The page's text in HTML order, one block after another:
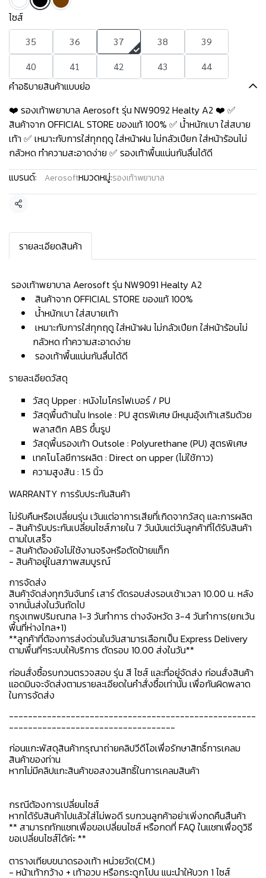
ไซส์
35 36 37 38
39
40
41 42 43 44
คำอธิบายสินค้าแบบย่อ
❤️ รองเท้าพยาบาล Aerosoft รุ่น NW9092 Healty A2 ❤️ ✅
สินค้าจาก OFFICIAL STORE ของแท้ 100% ✅ น้ำหนักเบา ใส่สบาย
เท้า ✅ เหมาะกับการใส่ทุกฤดู ใส่หน้าฝน ไม่กลัวเปียก ใส่หน้าร้อนไม่
กลัวหด ทำความสะอาดง่าย ✅ รองเท้าพื้นแน่นกันลื่นได้ดี
แบรนด์:
Aerosoftหมวดหมู่:รองเท้าพยาบาล
แชร์
รายละเอียดสินค้า
️ รองเท้าพยาบาล Aerosoft รุ่น NW9091 Healty A2
สินค้าจาก OFFICIAL STORE ของแท้ 100%
น้ำหนักเบา ใส่สบายเท้า
เหมาะกับการใส่ทุกฤดู ใส่หน้าฝน ไม่กลัวเปียก ใส่หน้าร้อนไม่
กลัวหด ทำความสะอาดง่าย
รองเท้าพื้นแน่นกันลื่นได้ดี
รายละเอียดวัสดุ
วัสดุ Upper : หนังไมโครไฟเบอร์ / PU
วัสดุพื้นด้านใน Insole : PU สูตรพิเศษ มีหนุนอุ้งเท้าเสริมด้วย
พลาสติก ABS ขึ้นรูป
วัสดุพื้นรองเท้า Outsole : Polyurethane (PU) สูตรพิเศษ
เทคโนโลยีการผลิต : Direct on upper (ไม่ใช้กาว)
ความสูงส้น : 1.5 นิ้ว
WARRANTY การรับประกันสินค้า
ไม่รับคืนหรือเปลี่ยนรุ่น เว้นแต่อาการเสียที่เกิดจากวัสดุ และการผลิต
- สินค้ารับประกันเปลี่ยนไซส์ภายใน 7 วันนับแต่วันลูกค้าที่ได้รับสินค้า
ตามใบเสร็จ
- สินค้าต้องยังไม่ใช้งานจริงหรือตัดป้ายแท็ก
- สินค้าอยู่ในสภาพสมบูรณ์
การจัดส่ง
สินค้าจัดส่งทุกวันจันทร์ เสาร์ ตัดรอบส่งรอบเช้าเวลา 10.00 น. หลัง
จากนั้นส่งในวันถัดไป
กรุงเทพปริมณฑล 1-3 วันทำการ ต่างจังหวัด 3-4 วันทำการ(ยกเว้น
พื้นที่ห่างไกล+1)
**ลูกค้าที่ต้องการส่งด่วนในวันสามารเลือกเป็น Express Delivery
ตามพื้นที่ๆระบบให้บริการ ตัดรอบ 10.00 ส่งในวัน**
ก่อนสั่งซื้อรบกวนตรวจสอบ รุ่น สี ไซส์ และที่อยู่จัดส่ง ก่อนสั่งสินค้า
แอดมินจะจัดส่งตามรายละเอียดในคำสั่งซื้อเท่านั้น เพื่อกันผิดพลาด
ในการจัดส่ง
----------------------------------------------------
-----------------------------------
ก่อนแกะพัสดุสินค้ากรุณาถ่ายคลิปวีดีโอเพื่อรักษาสิทธิ์การเคลม
สินค้าของท่าน
หากไม่มีคลิปแกะสินค้าขอสงวนสิทธิ์ในการเคลมสินค้า
กรณีต้องการเปลี่ยนไซส์
หากได้รับสินค้าไปแล้วใส่ไม่พอดี รบกวนลูกค้าอย่าเพิ่งกดคืนสืนค้า
** สามารถทักแชทเพื่อขอเปลี่ยนไซส์ หรือกดที่ FAQ ในแชทเพื่อดูวิธี
ขอเปลี่ยนไซส์ได้ค่ะ **
ตารางเทียบขนาดรองเท้า หน่วยวัด(CM.)
- หน้าเท้ากว้าง + เท้าอวบ หรือกระดูกโปน แนะนำให้บวก 1 ไซส์